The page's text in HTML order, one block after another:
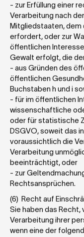
- zur Erfüllung einer
Verarbeitung nach
Mitgliedstaaten, dem
erfordert, oder zur
öffentlichen
Gewalt erfolgt, die
- aus Gründen des
öffentlichen
Buchstaben h und i
- für im öffentlichen
wissenschaftliche
oder für statistische
DSGVO, soweit das
voraussichtlich die
Verarbeitung
beeinträchtigt, oder
- zur
Rechtsansprüchen.
(6)  Recht auf
Sie haben das Recht,
Verarbeitung ihrer
wenn eine der